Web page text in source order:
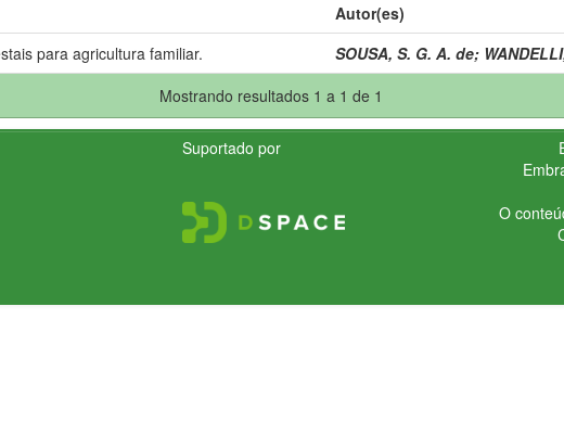
Autor(es)
para agricultura familiar. SOUSA, S. G. A. de;
Mostrando resultados 1 a 1 de 1
Suportado por
O